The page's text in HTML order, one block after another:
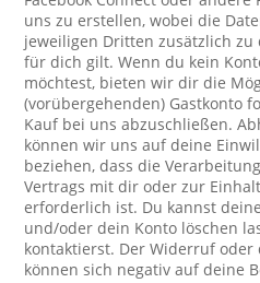
uns zu erstellen, wobei die
jeweiligen Dritten zusätzlich
für dich gilt. Wenn du kein
möchtest, bieten wir dir die
(vorübergehenden) Gastkonto
Kauf bei uns abzuschließen.
können wir uns auf deine
beziehen, dass die
Vertrags mit dir oder zur
erforderlich ist. Du kannst
und/oder dein Konto löschen
kontaktierst. Der Widerruf oder
können sich negativ auf deine